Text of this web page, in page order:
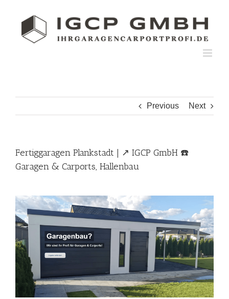
Previous Next
Fertiggaragen Plankstadt | ↗️ IGCP GmbH ☎️
Garagen & Carports, Hallenbau